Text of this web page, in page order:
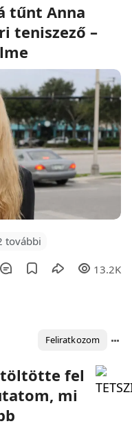
tűnt Anna
teniszező –
további
13.2K
Feliratkozom
töltötte fel
mi